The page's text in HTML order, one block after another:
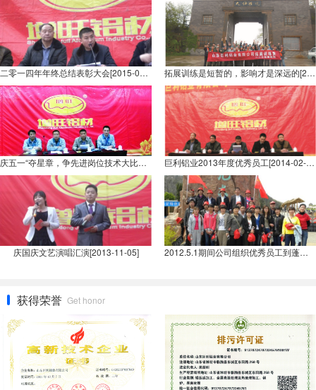
二零一四年年终总结表彰大会[2015-02-28] 拓展训练是短暂的，影响才是深远的[2014-06-07]
庆五一“夺星章，争先进岗位技术大比武”[2014-05-08] 巨利铝业2013年度优秀员工[2014-02-08]
庆国庆文艺演唱汇演[2013-11-05] 2012.5.1期间公司组织优秀员工到蓬莱、长岛旅游[2012-05-03]
获得荣誉 Get honor